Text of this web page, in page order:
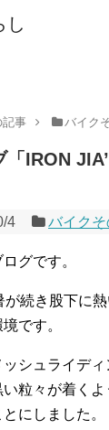
し
記事 バイク
IRON
4 バイク
グです。
続き股下に
です。
シュライデ
粒々が着く
にしました。